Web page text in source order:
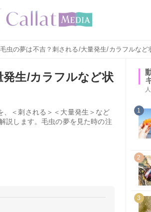
虫の夢は不吉？刺される/大量発生/カラフルなど
発生/カラフルなど状
、＜刺される＞＜大量発生＞など
説します。毛虫の夢を見た時の注
1
2
3